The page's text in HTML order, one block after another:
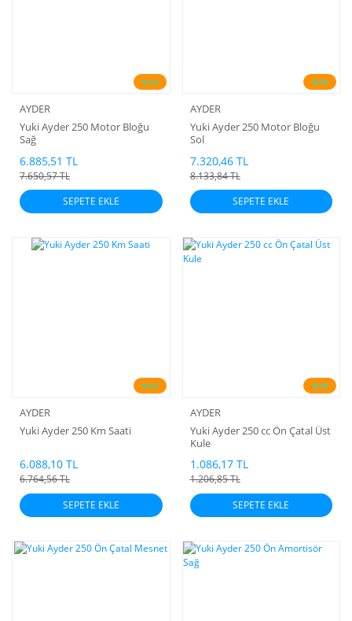
%10
AYDER
Yuki Ayder 250 Motor Bloğu
Sağ
6.885,51 TL
7.650,57 TL
SEPETE EKLE
%10
AYDER
Yuki Ayder 250 Motor Bloğu
Sol
7.320,46 TL
8.133,84 TL
SEPETE EKLE
%10
AYDER
Yuki Ayder 250 Km Saati
6.088,10 TL
6.764,56 TL
SEPETE EKLE
%10
AYDER
Yuki Ayder 250 cc Ön Çatal Üst
Kule
1.086,17 TL
1.206,85 TL
SEPETE EKLE